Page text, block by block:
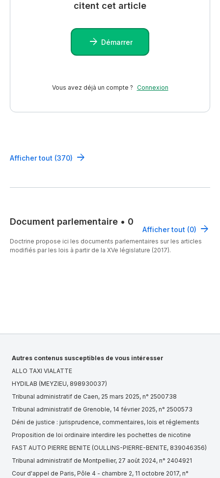
citent cet article
Démarrer
Vous avez déjà un compte ? Connexion
Afficher tout (370)
Document parlementaire • 0
Afficher tout (0)
Doctrine propose ici les documents parlementaires sur les articles
modifiés par les lois à partir de la XVe législature (2017).
Autres contenus susceptibles de vous intéresser
ALLO TAXI VIALATTE
HYDILAB (MEYZIEU, 898930037)
Tribunal administratif de Caen, 25 mars 2025, n° 2500738
Tribunal administratif de Grenoble, 14 février 2025, n° 2500573
Déni de justice : jurisprudence, commentaires, lois et réglements
Proposition de loi ordinaire interdire les pochettes de nicotine
FAST AUTO PIERRE BENITE (OULLINS-PIERRE-BENITE, 839046356)
Tribunal administratif de Montpellier, 27 août 2024, n° 2404921
Cour d'appel de Paris, Pôle 4 - chambre 2, 11 octobre 2017, n°